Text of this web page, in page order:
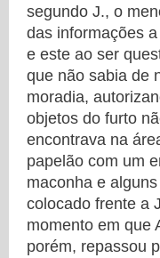
segundo J., o
das informações
e este ao ser
que não sabia de
moradia,
objetos do furto
encontrava na
papelão com um
maconha e
colocado frente a
momento em que
porém, repassou